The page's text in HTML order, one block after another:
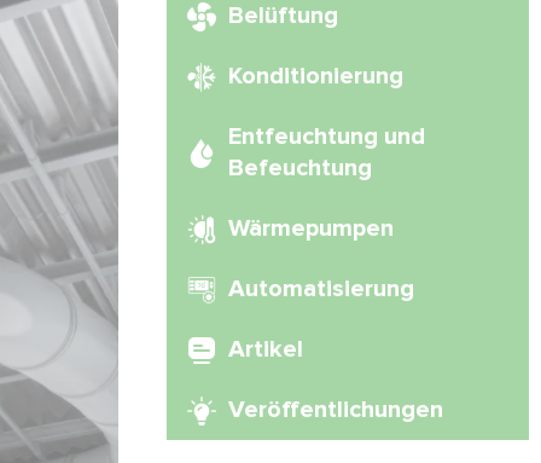
Belüftung
Konditionierung
Entfeuchtung und
Befeuchtung
Wärmepumpen
Automatisierung
Artikel
Veröffentlichungen